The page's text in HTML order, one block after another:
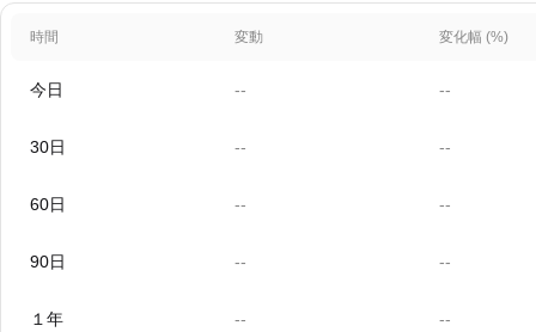
時間 変動 変化幅 (%)
今日 -- --
30日 -- --
60日 -- --
90日 -- --
１年 -- --